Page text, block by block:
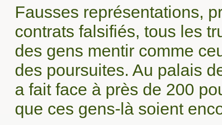
Fausses représentations,
contrats falsifiés, tous les
des gens mentir comme
des poursuites. Au palais
a fait face à près de 200
que ces gens-là soient